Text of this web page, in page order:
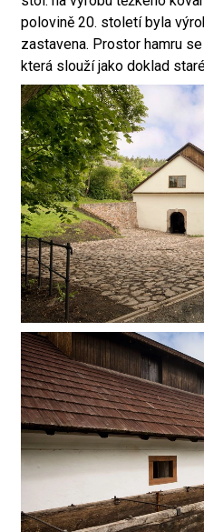
polovině 20. století byla
zastavena. Prostor hamru
která slouží jako doklad